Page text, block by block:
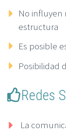
No influyen
estructura
Es posible
Posibilidad
Redes
La